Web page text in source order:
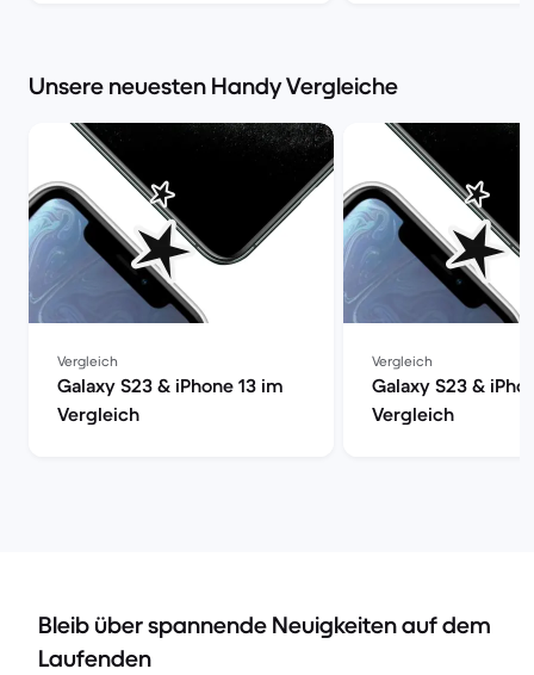
Unsere neuesten Handy Vergleiche
Vergleich
Galaxy S23 & iPhone 13 im
Vergleich
Vergleich
Galaxy S23 &
Vergleich
Bleib über spannende Neuigkeiten auf dem
Laufenden